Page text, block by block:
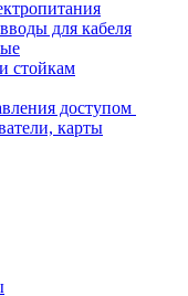
для кабеля
стойкам
доступом
карты